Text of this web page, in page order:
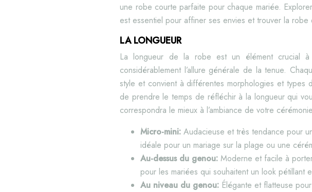
une robe courte parfaite pour chaque mariée.
est essentiel pour affiner ses envies et trouver la robe
LA LONGUEUR
La longueur de la robe est un élément crucial
considérablement l’allure générale de la tenue.
style et convient à différentes morphologies et types
de prendre le temps de réfléchir à la longueur qui
correspondra le mieux à l’ambiance de votre
Micro-mini:Audacieuse et très tendance pour
idéale pour un mariage sur la plage ou une
Au-dessus du genou:Moderne et facile à
pour les mariées qui souhaitent un look pétillant
Au niveau du genou: Élégante et flatteuse